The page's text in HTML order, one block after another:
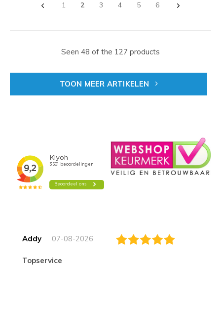
1 2 3 4 5 6
Seen 48 of the 127 products
TOON MEER ARTIKELEN
Addy 07-08-2026
topservice